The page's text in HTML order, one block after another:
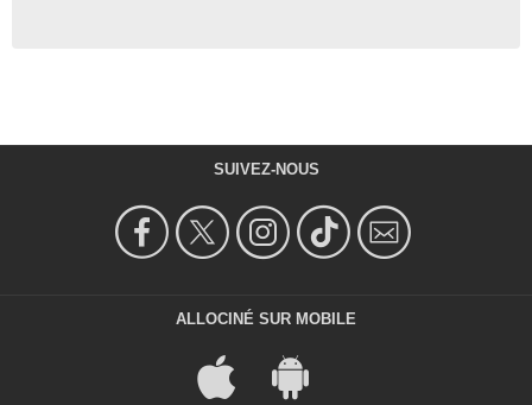
SUIVEZ-NOUS
ALLOCINÉ SUR MOBILE